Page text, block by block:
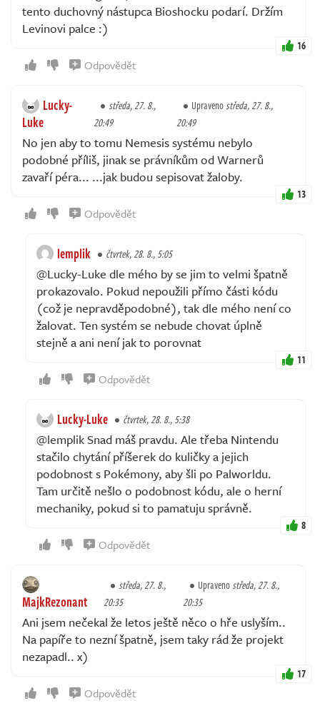
tento duchovný nástupca Bioshocku podarí. Držím
Levinovi palce :)
16
Odpovědět
Lucky-
Luke
středa, 27. 8.,
20:49
Upravenostředa, 27. 8.,
20:49
No jen aby to tomu Nemesis systému nebylo
podobné příliš, jinak se právníkům od Warnerů
zavaří péra... ...jak budou sepisovat žaloby.
13
Odpovědět
lemplik čtvrtek, 28. 8., 5:05
@Lucky-Luke dle mého by se jim to velmi špatně
prokazovalo. Pokud nepoužili přímo části kódu
(což je nepravděpodobné), tak dle mého není co
žalovat. Ten systém se nebude chovat úplně
stejně a ani není jak to porovnat
11
Odpovědět
Lucky-Luke čtvrtek, 28. 8., 5:38
@lemplik Snad máš pravdu. Ale třeba Nintendu
stačilo chytání příšerek do kuličky a jejich
podobnost s Pokémony, aby šli po Palworldu.
Tam určitě nešlo o podobnost kódu, ale o herní
mechaniky, pokud si to pamatuju správně.
8
Odpovědět
MajkRezonant
středa, 27. 8.,
20:35
Upravenostředa, 27. 8.,
20:35
Ani jsem nečekal že letos ještě něco o hře uslyším..
Na papíře to nezní špatně, jsem taky rád že projekt
nezapadl.. x)
17
Odpovědět